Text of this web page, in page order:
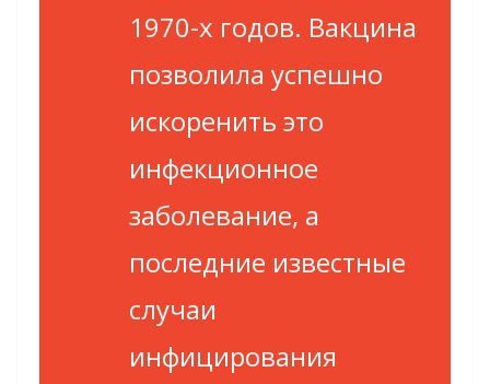
1970-х годов. Вакцина
позволила успешно
искоренить это
инфекционное
заболевание, а
последние известные
случаи
инфицирования